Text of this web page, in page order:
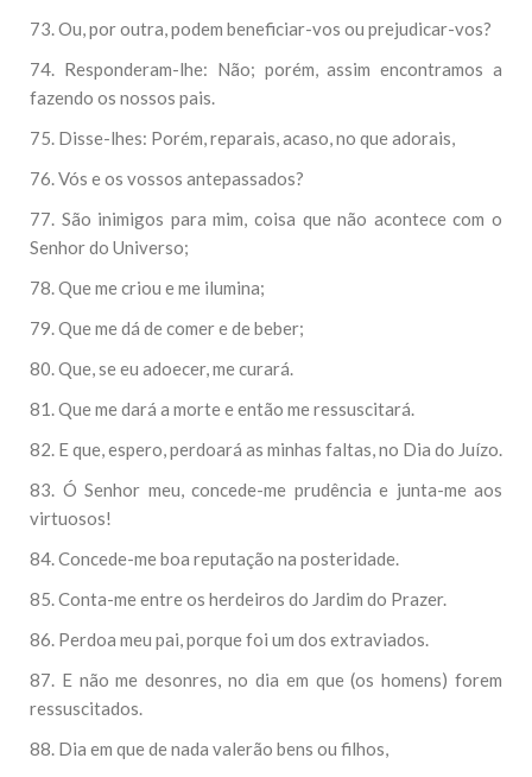
73. Ou, por outra, podem beneficiar-vos ou prejudicar-vos?
74. Responderam-lhe: Não; porém, assim encontramos a
fazendo os nossos pais.
75. Disse-lhes: Porém, reparais, acaso, no que adorais,
76. Vós e os vossos antepassados?
77. São inimigos para mim, coisa que não acontece com o
Senhor do Universo;
78. Que me criou e me ilumina;
79. Que me dá de comer e de beber;
80. Que, se eu adoecer, me curará.
81. Que me dará a morte e então me ressuscitará.
82. E que, espero, perdoará as minhas faltas, no Dia do Juízo.
83. Ó Senhor meu, concede-me prudência e junta-me aos
virtuosos!
84. Concede-me boa reputação na posteridade.
85. Conta-me entre os herdeiros do Jardim do Prazer.
86. Perdoa meu pai, porque foi um dos extraviados.
87. E não me desonres, no dia em que (os homens) forem
ressuscitados.
88. Dia em que de nada valerão bens ou filhos,